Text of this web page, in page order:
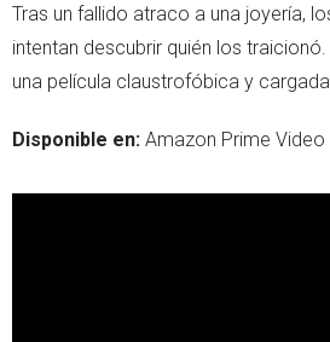
Tras un fallido atraco a una joyería,
intentan descubrir quién los
una película claustrofóbica y
Disponible en: Amazon Prime Video